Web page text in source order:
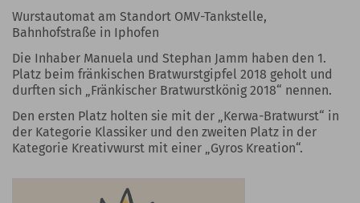
Wurstautomat am Standort OMV-Tankstelle,
Bahnhofstraße in Iphofen
Die Inhaber Manuela und Stephan Jamm haben den 1.
Platz beim fränkischen Bratwurstgipfel 2018 geholt und
durften sich „Fränkischer Bratwurstkönig 2018“ nennen.
Den ersten Platz holten sie mit der „Kerwa-Bratwurst“ in
der Kategorie Klassiker und den zweiten Platz in der
Kategorie Kreativwurst mit einer „Gyros Kreation“.